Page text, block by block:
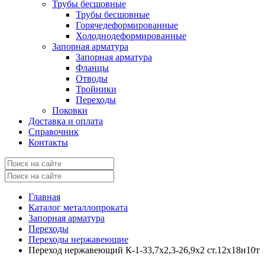
Трубы бесшовные
Трубы бесшовные
Горячедеформированные
Холоднодеформированные
Запорная арматура
Запорная арматура
Фланцы
Отводы
Тройники
Переходы
Поковки
Доставка и оплата
Справочник
Контакты
Главная
Каталог металлопроката
Запорная арматура
Переходы
Переходы нержавеющие
Переход нержавеющий К-1-33,7х2,3-26,9х2 ст.12х18н10т